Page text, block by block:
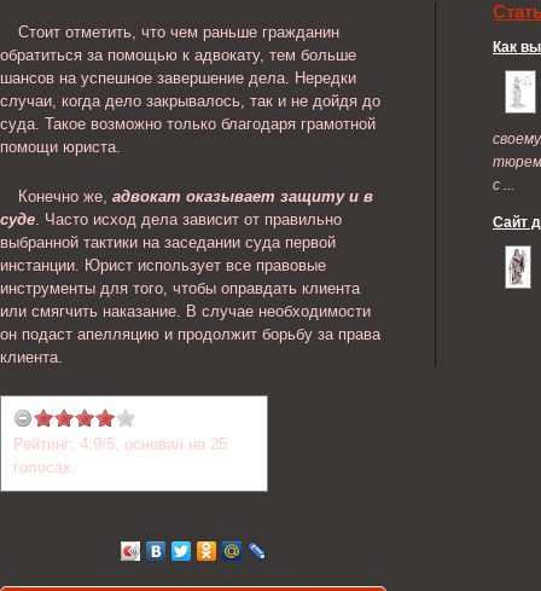
Стоит отметить, что чем раньше гражданин
обратиться за помощью к адвокату, тем больше
шансов на успешное завершение дела. Нередки
случаи, когда дело закрывалось, так и не дойдя до
суда. Такое возможно только благодаря грамотной
помощи юриста.
Конечно же, адвокат оказывает защиту и в
суде. Часто исход дела зависит от правильно
выбранной тактики на заседании суда первой
инстанции. Юрист использует все правовые
инструменты для того, чтобы оправдать клиента
или смягчить наказание. В случае необходимости
он подаст апелляцию и продолжит борьбу за права
клиента.
Рейтинг: 4.9/5, основан на 25
голосах.
Как
с ...
Сайт